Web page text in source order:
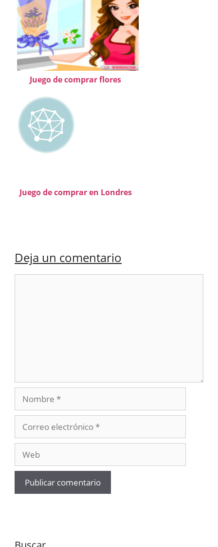
Juego de comprar flores
Juego de comprar en Londres
Deja un comentario
Nombre
electrónico